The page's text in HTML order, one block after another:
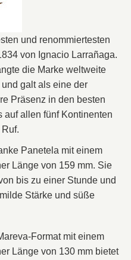
und renommiertesten
von Ignacio Larrañaga.
die Marke weltweite
galt als eine der
Präsenz in den besten
auf allen fünf Kontinenten
Panetela mit einem
Länge von 159 mm. Sie
bis zu einer Stunde und
Stärke und süße
Format mit einem
Länge von 130 mm bietet